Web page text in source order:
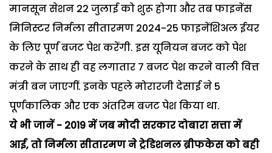
मानसून सेशन 22 जुलाई को शुरू होगा और तब फाइनेंस
मिनिस्टर निर्मला सीतारमण 2024-25 फाइनेंशिअल ईयर
के लिए पूर्ण बजट पेश करेंगी. इस यूनियन बजट को पेश
करने के साथ ही वह लगातार 7 बजट पेश करने वाली वित्त
मंत्री बन जाएगीं. इनके पहले मोरारजी देसाई ने 5
पूर्णकालिक और एक अंतरिम बजट पेश किया था.
ये भी जानें - 2019 में जब मोदी सरकार दोबारा सत्ता में
आई, तो निर्मला सीतारमण ने ट्रेडिशनल ब्रीफकेस को बही